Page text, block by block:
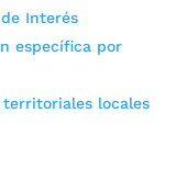
Interés
específica por
locales
los